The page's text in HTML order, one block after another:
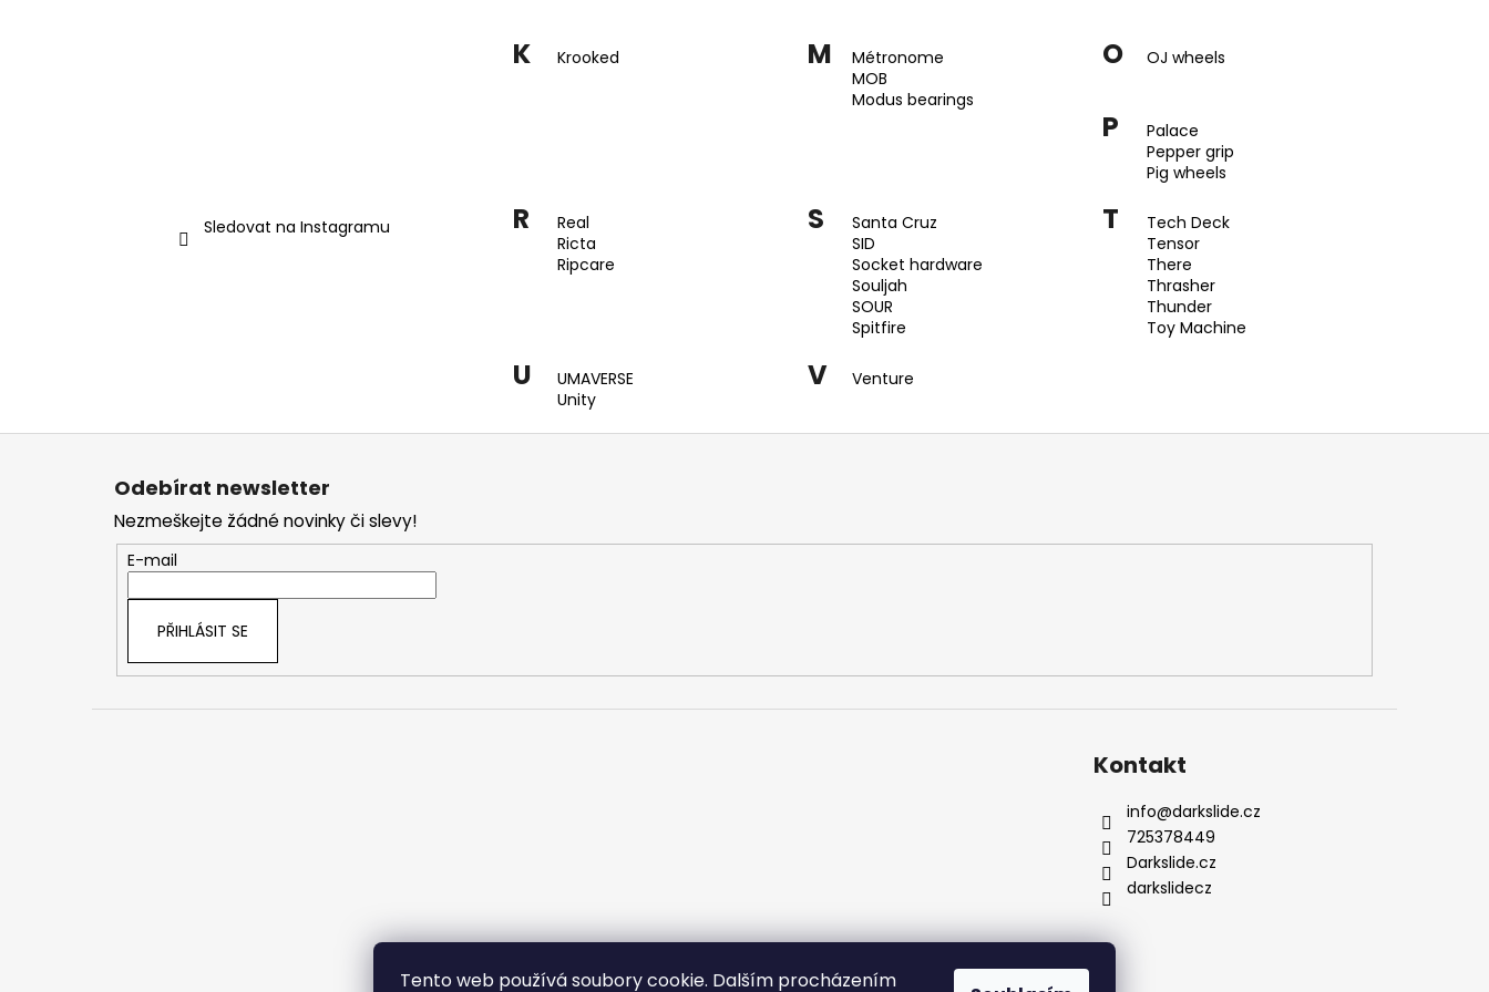
Tento web používá soubory cookie. Dalším procházením
Sledovat na Instagramu
K Krooked M
Métronome
MOB
Modus bearings
O OJ wheels
P
Palace
Pepper grip
Pig wheels
R
Real
Ricta
Ripcare
S
Santa Cruz
SID
Socket hardware
Souljah
SOUR
Spitfire
T
Tech Deck
Tensor
There
Thrasher
Thunder
Toy Machine
U
UMAVERSE
Unity
V Venture
Odebírat newsletter
Nezmeškejte žádné novinky či slevy!
E-mail
PŘIHLÁSIT SE
Kontakt
info@darkslide.cz
725378449
Darkslide.cz
darkslidecz